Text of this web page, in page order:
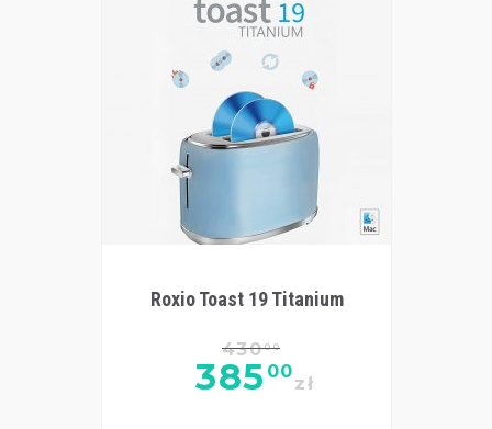
Roxio Toast 19 Titanium
43000
385 00
zł